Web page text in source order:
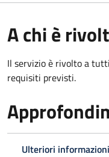
A chi è
Il servizio è rivolto a
requisiti previsti.
Ulteriori informazioni